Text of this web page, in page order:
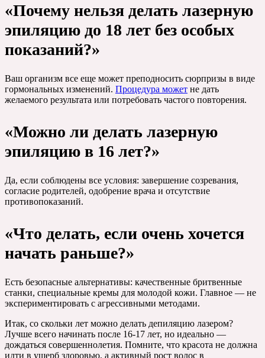
«Почему нельзя делать лазерную
эпиляцию до 18 лет без особых
показаний?»
Ваш организм все еще может преподносить сюрпризы в виде
гормональных изменений. Процедура может не дать
желаемого результата или потребовать частого повторения.
«Можно ли делать лазерную
эпиляцию в 16 лет?»
Да, если соблюдены все условия: завершение созревания,
согласие родителей, одобрение врача и отсутствие
противопоказаний.
«Что делать, если очень хочется
начать раньше?»
Есть безопасные альтернативы: качественные бритвенные
станки, специальные кремы для молодой кожи. Главное — не
экспериментировать с агрессивными методами.
Итак, со скольки лет можно делать депиляцию лазером?
Лучше всего начинать после 16-17 лет, но идеально —
дождаться совершеннолетия. Помните, что красота не должна
идти в ущерб здоровью, а активный рост волос в